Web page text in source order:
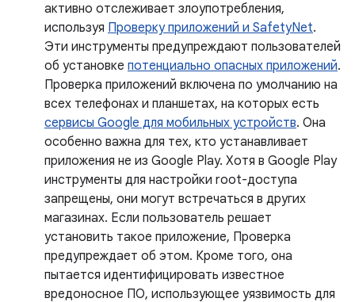
активно отслеживает злоупотребления,
используя Проверку приложений и SafetyNet.
Эти инструменты предупреждают пользователей
об установке потенциально опасных приложений.
Проверка приложений включена по умолчанию на
всех телефонах и планшетах, на которых есть
сервисы Google для мобильных устройств. Она
особенно важна для тех, кто устанавливает
приложения не из Google Play. Хотя в Google Play
инструменты для настройки root-доступа
запрещены, они могут встречаться в других
магазинах. Если пользователь решает
установить такое приложение, Проверка
предупреждает об этом. Кроме того, она
пытается идентифицировать известное
вредоносное ПО, использующее уязвимость для